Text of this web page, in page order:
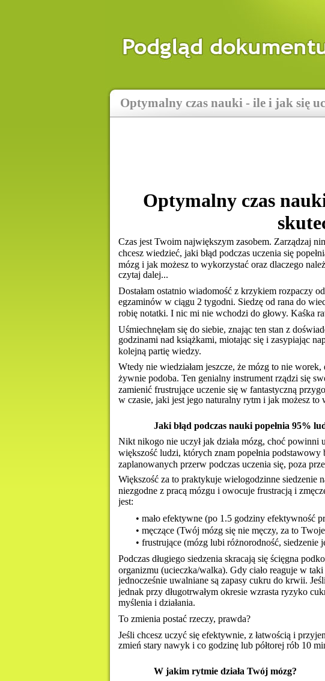
Optymalny czas nauki - ile i jak się
Optymalny czas
Czas jest Twoim największym zasobem. Zarządzaj
chcesz wiedzieć, jaki błąd podczas uczenia się
mózg i jak możesz to wykorzystać oraz dlaczego
czytaj dalej...
Dostałam ostatnio wiadomość z krzykiem rozpaczy
egzaminów w ciągu 2 tygodni. Siedzę od rana do
robię notatki. I nic mi nie wchodzi do głowy. Kaśka
Uśmiechnęłam się do siebie, znając ten stan z
godzinami nad książkami, miotając się i zasypiając
kolejną partię wiedzy.
Wtedy nie wiedziałam jeszcze, że mózg to nie
żywnie podoba. Ten genialny instrument rządzi się
zamienić frustrujące uczenie się w fantastyczną
w czasie, jaki jest jego naturalny rytm i jak możesz to
Jaki błąd podczas nauki popełnia 95%
Nikt nikogo nie uczył jak działa mózg, choć powinni
większość ludzi, których znam popełnia
zaplanowanych przerw podczas uczenia się, poza
Większość za to praktykuje wielogodzinne siedzenie
niezgodne z pracą mózgu i owocuje frustracją i
jest:
• mało efektywne (po 1.5 godziny efektywność
• męczące (Twój mózg się nie męczy, za to
• frustrujące (mózg lubi różnorodność, siedzenie
Podczas długiego siedzenia skracają się ścięgna
organizmu (ucieczka/walka). Gdy ciało reaguje w
jednocześnie uwalniane są zapasy cukru do krwii.
jednak przy długotrwałym okresie wzrasta ryzyko
myślenia i działania.
To zmienia postać rzeczy, prawda?
Jeśli chcesz uczyć się efektywnie, z łatwością i
zmień stary nawyk i co godzinę lub półtorej rób 10
W jakim rytmie działa Twój mózg?